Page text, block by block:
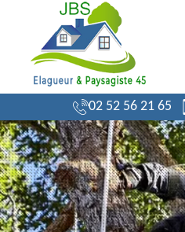
02 52 56 21 65